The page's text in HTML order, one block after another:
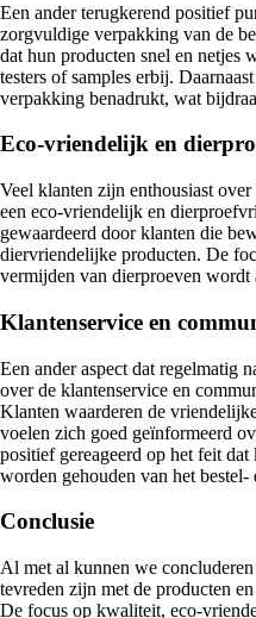
Een ander terugkerend positief
zorgvuldige verpakking van de
dat hun producten snel en netjes
testers of samples erbij.
verpakking benadrukt, wat
Eco-vriendelijk en
Veel klanten zijn enthousiast
een eco-vriendelijk en
gewaardeerd door klanten die
diervriendelijke producten. De
vermijden van dierproeven wordt
Klantenservice en
Een ander aspect dat regelmatig
over de klantenservice en
Klanten waarderen de
voelen zich goed geïnformeerd
positief gereageerd op het feit
worden gehouden van het bestel-
Conclusie
Al met al kunnen we
tevreden zijn met de producten
De focus op kwaliteit, eco-